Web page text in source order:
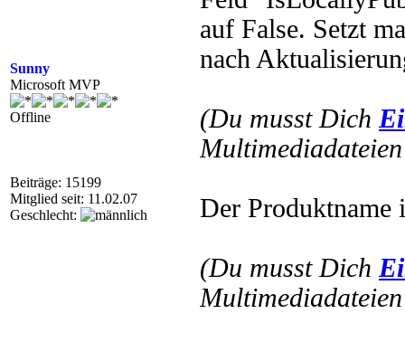
Sunny
Microsoft MVP
Offline
Beiträge: 15199
Mitglied seit: 11.02.07
Geschlecht:
auf False. Setzt
nach
(Du musst Dich
Der Produktname
(Du musst Dich